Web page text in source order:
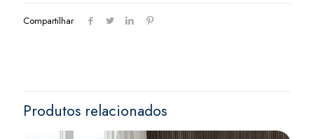
Compartilhar
Produtos relacionados